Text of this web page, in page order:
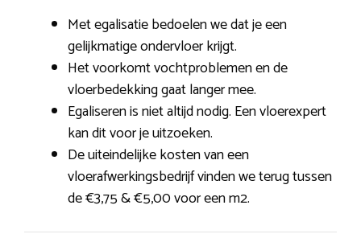
Met egalisatie bedoelen we dat je een
gelijkmatige ondervloer krijgt.
Het voorkomt vochtproblemen en de
vloerbedekking gaat langer mee.
Egaliseren is niet altijd nodig. Een vloerexpert
kan dit voor je uitzoeken.
De uiteindelijke kosten van een
vloerafwerkingsbedrijf vinden we terug tussen
de €3,75 & €5,00 voor een m2.